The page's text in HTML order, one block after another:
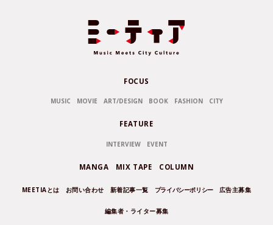
FOCUS
MUSIC MOVIE ART/DESIGN BOOK FASHION CITY
FEATURE
INTERVIEW EVENT
MANGA MIX TAPE COLUMN
MEETIAとは お問い合わせ 新着記事一覧 プライバシーポリシー 広告主募集
編集者・ライター募集